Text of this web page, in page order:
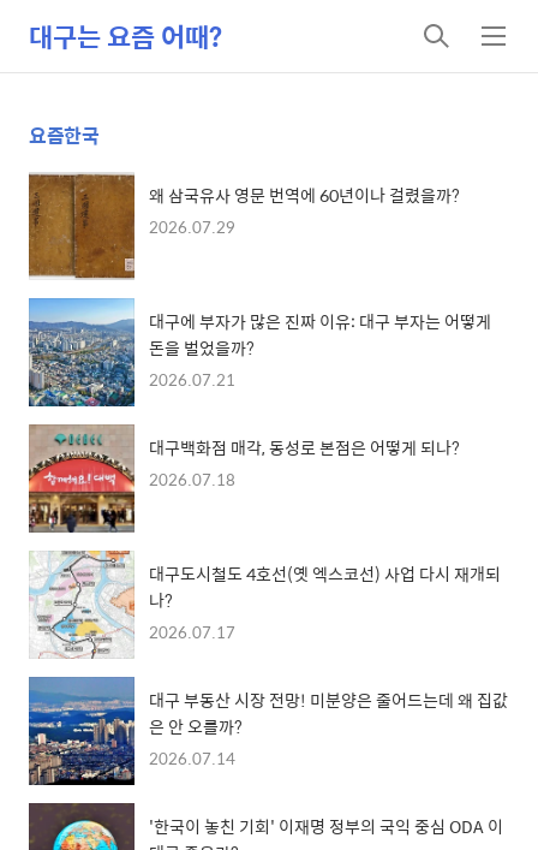
대구는 요즘 어때?
검
색
메
뉴
요즘한국
왜 삼국유사 영문 번역에 60년이나 걸렸을까?
2026.07.29
대구에 부자가 많은 진짜 이유: 대구 부자는 어떻게
돈을 벌었을까?
2026.07.21
대구백화점 매각, 동성로 본점은 어떻게 되나?
2026.07.18
대구도시철도 4호선(옛 엑스코선) 사업 다시 재개되
나?
2026.07.17
대구 부동산 시장 전망! 미분양은 줄어드는데 왜 집값
은 안 오를까?
2026.07.14
'한국이 놓친 기회' 이재명 정부의 국익 중심 ODA 이